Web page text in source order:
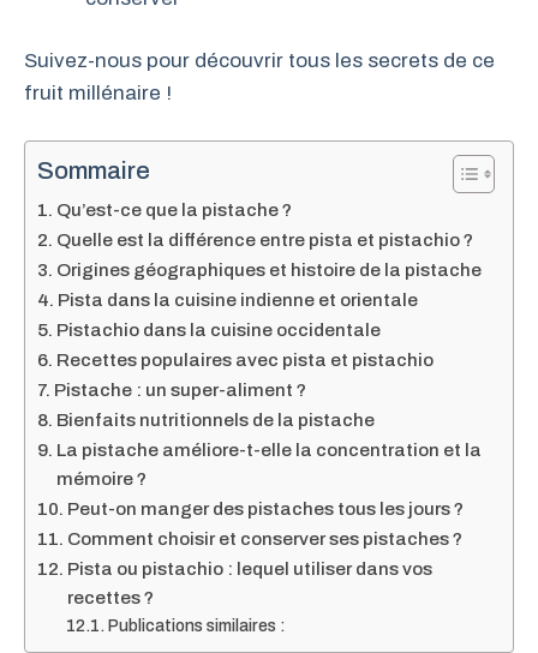
Suivez-nous pour découvrir tous les secrets de ce
fruit millénaire !
Sommaire
Qu’est-ce que la pistache ?
Quelle est la différence entre pista et pistachio ?
Origines géographiques et histoire de la pistache
Pista dans la cuisine indienne et orientale
Pistachio dans la cuisine occidentale
Recettes populaires avec pista et pistachio
Pistache : un super-aliment ?
Bienfaits nutritionnels de la pistache
La pistache améliore-t-elle la concentration et la
mémoire ?
Peut-on manger des pistaches tous les jours ?
Comment choisir et conserver ses pistaches ?
Pista ou pistachio : lequel utiliser dans vos
recettes ?
Publications similaires :